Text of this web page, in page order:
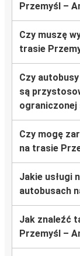
Przemyśl –
Czy muszę
trasie
Czy
są
ograniczonej
Czy mogę
na trasie
Jakie usługi
autobusach
Jak znaleźć
Przemyśl –